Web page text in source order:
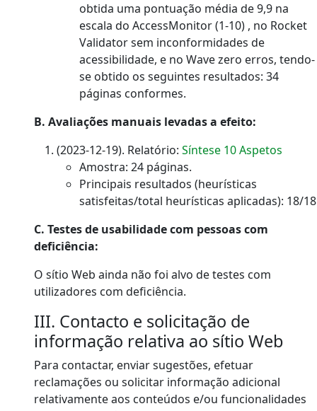
obtida uma pontuação média de 9,9 na
escala do AccessMonitor (1-10) , no Rocket
Validator sem inconformidades de
acessibilidade, e no Wave zero erros, tendo-
se obtido os seguintes resultados: 34
páginas conformes.
B. Avaliações manuais levadas a efeito:
(2023-12-19). Relatório: Síntese 10 Aspetos
Amostra: 24 páginas.
Principais resultados (heurísticas
satisfeitas/total heurísticas aplicadas): 18/18
C. Testes de usabilidade com pessoas com
deficiência:
O sítio Web ainda não foi alvo de testes com
utilizadores com deficiência.
III. Contacto e solicitação de
informação relativa ao sítio Web
Para contactar, enviar sugestões, efetuar
reclamações ou solicitar informação adicional
relativamente aos conteúdos e/ou funcionalidades